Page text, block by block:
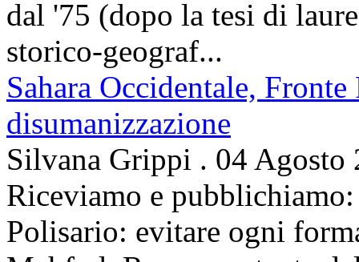
dal '75 (dopo la tesi di
storico-geograf...
Sahara Occidentale,
disumanizzazione
Silvana Grippi . 04 Agosto
Riceviamo e
Polisario: evitare ogni